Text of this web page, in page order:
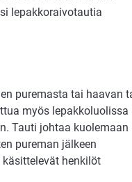
lepakkoraivotautia
puremasta tai haavan
myös lepakkoluolissa
Tauti johtaa kuolemaan
pureman jälkeen
henkilöt